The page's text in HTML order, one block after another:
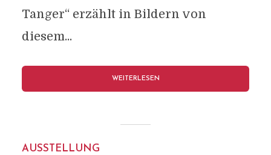
Tanger“ erzählt in Bildern von
diesem...
WEITERLESEN
AUSSTELLUNG